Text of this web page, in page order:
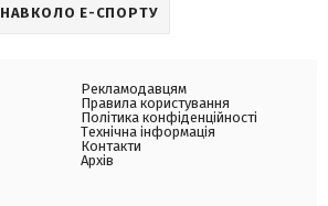
НАВКОЛО Е-СПОРТУ
Рекламодавцям
Правила користування
Політика конфіденційності
Технічна інформація
Контакти
Архів